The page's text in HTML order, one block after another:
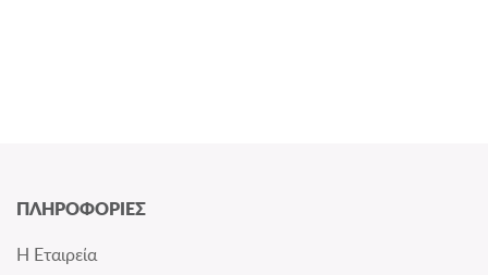
ΠΛΗΡΟΦΟΡΙΕΣ
Η Εταιρεία